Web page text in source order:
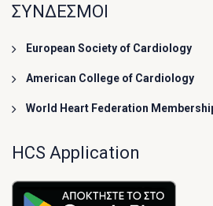
ΣΥΝΔΕΣΜΟΙ
European Society of Cardiology
American College of Cardiology
World Heart Federation
HCS Application